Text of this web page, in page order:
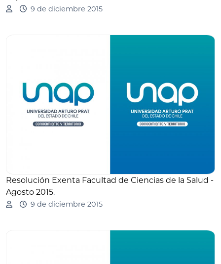
9 de diciembre 2015
Resolución Exenta Facultad de Ciencias de la Salud -
Agosto 2015.
9 de diciembre 2015